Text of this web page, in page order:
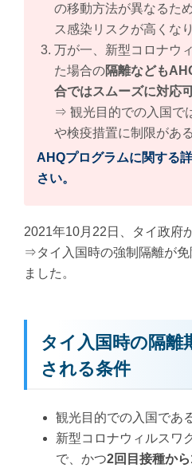
の移動方法が異なるた
ス感染リスクが高くな
万が一、新型コロナウ
た場合の隔離なども
合ではスムーズに対応
⇒ 観光目的での入国で
や検疫措置に制限があ
AHQプログラムに関する
さい。
2021年10月22日、タイ政府
⇒タイ入国時の強制隔離が
ました。
タイ入国時の隔離
される条件
観光目的での入国であ
新型コロナウィルスワ
で、かつ2回目接種か